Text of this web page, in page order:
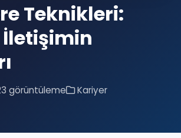
Teknikleri:
İletişimin
görüntüleme Kariyer